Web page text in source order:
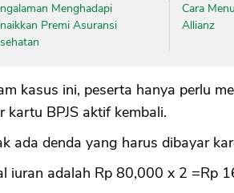
Menghadapi
Premi Asuransi
Cara
Allianz
kasus ini, peserta hanya perlu
kartu BPJS aktif kembali.
ada denda yang harus dibayar
iuran adalah Rp 80,000 x 2 =Rp